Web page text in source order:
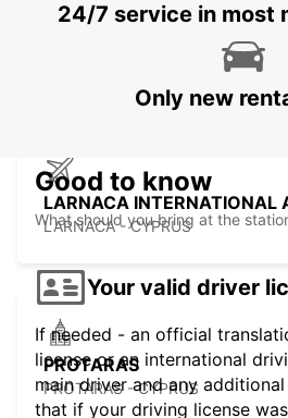
LARNACA INTERNATIONAL
LARNACA - CYPRUS
PROTARAS
PROTARAS - CYPRUS
24/7 service in most
Only new
Good to know
What should you bring at the
Your valid driver
If needed - an official
license or an international
main driver and any
that if your driving license